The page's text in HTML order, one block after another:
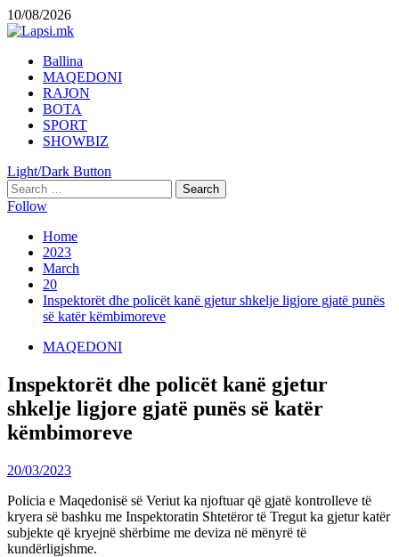
Skip
to
10/08/2026
Primary
Menu
Ballina
MAQEDONI
RAJON
BOTA
SPORT
SHOWBIZ
Light/Dark Button
Search
for:
Follow
Home
2023
March
20
Inspektorët dhe policët kanë gjetur shkelje ligjore gjatë punës
së katër këmbimoreve
MAQEDONI
Inspektorët dhe policët kanë gjetur
shkelje ligjore gjatë punës së katër
këmbimoreve
20/03/2023
Policia e Maqedonisë së Veriut ka njoftuar që gjatë kontrolleve të
kryera së bashku me Inspektoratin Shtetëror të Tregut ka gjetur katër
subjekte që kryejnë shërbime me deviza në mënyrë të
kundërligjshme.